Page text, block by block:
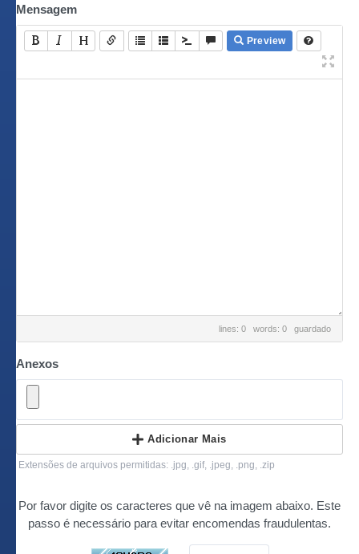
Mensagem
Preview
lines: 0 words: 0 guardado
Anexos
Adicionar Mais
Extensões de arquivos permitidas: .jpg, .gif, .jpeg, .png, .zip
Por favor digite os caracteres que vê na imagem abaixo. Este
passo é necessário para evitar encomendas fraudulentas.